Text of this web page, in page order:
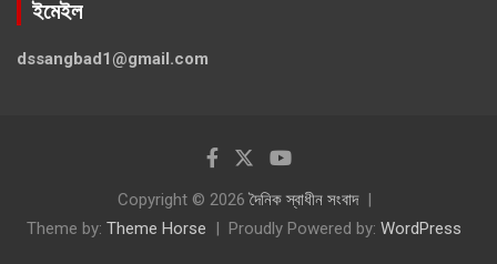
ইমেইল
dssangbad1@gmail.com
Copyright © 2026দৈনিক স্বাধীন সংবাদ
Theme by: Theme Horse Proudly Powered by: WordPress